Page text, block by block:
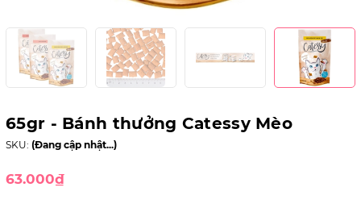
65gr - Bánh thưởng Catessy Mèo
SKU: (Đang cập nhật...)
63.000₫